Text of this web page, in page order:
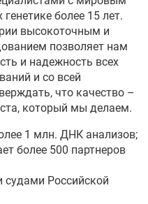
более 15 лет.
высокоточным и
позволяет нам
и надежность всех
и со всей
что качество –
который мы делаем.
1 млн. ДНК анализов;
более 500 партнеров
судами Российской